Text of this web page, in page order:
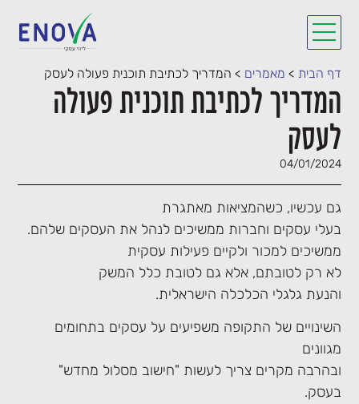
דף הבית > מאמרים > המדריך לכתיבת תוכנית פעולה לעסק
המדריך לכתיבת תוכנית פעולה
לעסק
04/01/2024
גם עכשיו, כשהמציאות מאתגרת
בעלי עסקים וחברות ממשיכים לנהל את העסקים שלהם.
ממשיכים למכור ולקיים פעילות עסקית
לא רק לטובתם, אלא גם לטובת כלל המשק
והנעת גלגלי הכלכלה הישראלית.
השינויים של התקופה משפיעים על עסקים בתחומים
מגוונים
ובהרבה מקרים צריך לעשות "חישוב מסלול מחדש"
בעסק.